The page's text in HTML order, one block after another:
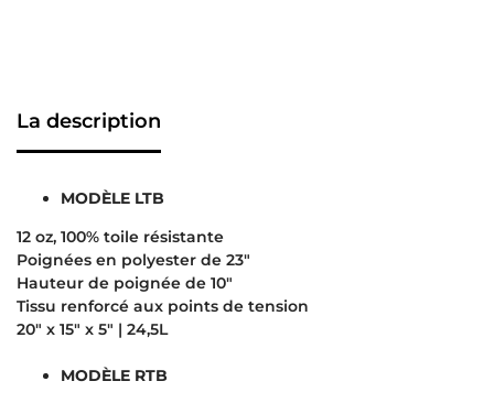
La description
MODÈLE LTB
12 oz, 100% toile résistante
Poignées en polyester de 23″
Hauteur de poignée de 10″
Tissu renforcé aux points de tension
20″ x 15″ x 5″ | 24,5L
MODÈLE RTB